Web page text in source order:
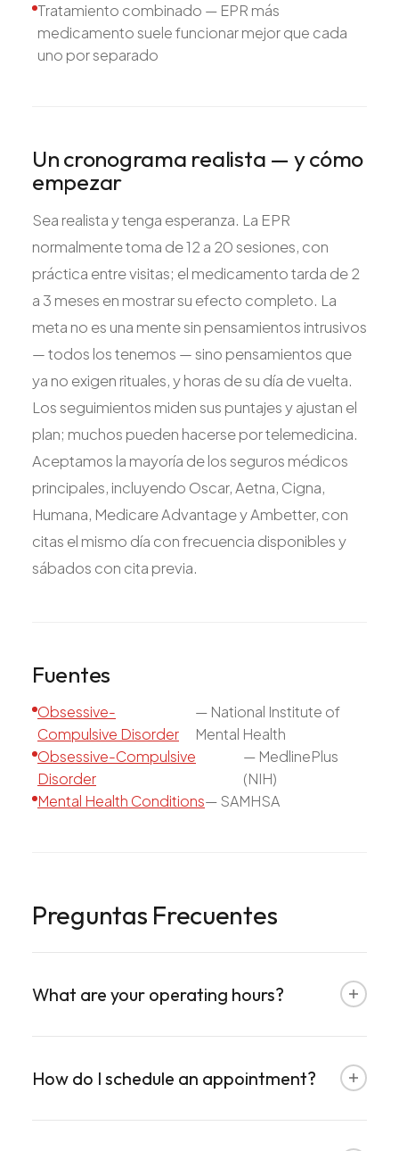
Tratamiento combinado — EPR más
medicamento suele funcionar mejor que cada
uno por separado
Un cronograma realista — y cómo
empezar
Sea realista y tenga esperanza. La EPR
normalmente toma de 12 a 20 sesiones, con
práctica entre visitas; el medicamento tarda de 2
a 3 meses en mostrar su efecto completo. La
meta no es una mente sin pensamientos intrusivos
— todos los tenemos — sino pensamientos que
ya no exigen rituales, y horas de su día de vuelta.
Los seguimientos miden sus puntajes y ajustan el
plan; muchos pueden hacerse por telemedicina.
Aceptamos la mayoría de los seguros médicos
principales, incluyendo Oscar, Aetna, Cigna,
Humana, Medicare Advantage y Ambetter, con
citas el mismo día con frecuencia disponibles y
sábados con cita previa.
Fuentes
Obsessive-
Compulsive Disorder
— National Institute of
Mental Health
Obsessive-Compulsive
Disorder
— MedlinePlus
(NIH)
Mental Health Conditions—SAMHSA
Preguntas Frecuentes
What are your operating hours?
4:30PM. Saturday appointments are available
How do I schedule an appointment?